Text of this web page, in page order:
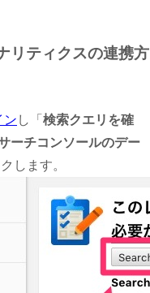
リティクスの連携方
ン し「 検索クエリを確
ーチコンソールのデー
します。